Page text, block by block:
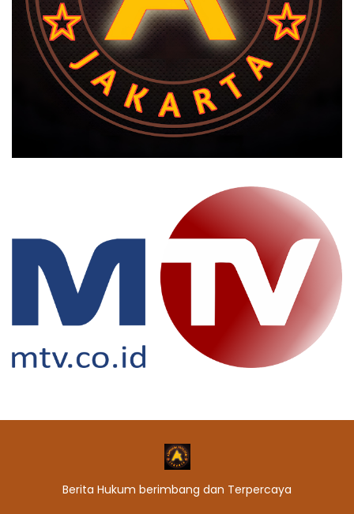
Berita Hukum berimbang dan Terpercaya